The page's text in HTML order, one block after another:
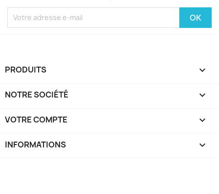
PRODUITS 
NOTRE SOCIÉTÉ 
VOTRE COMPTE 
INFORMATIONS keyboard_arrow_down